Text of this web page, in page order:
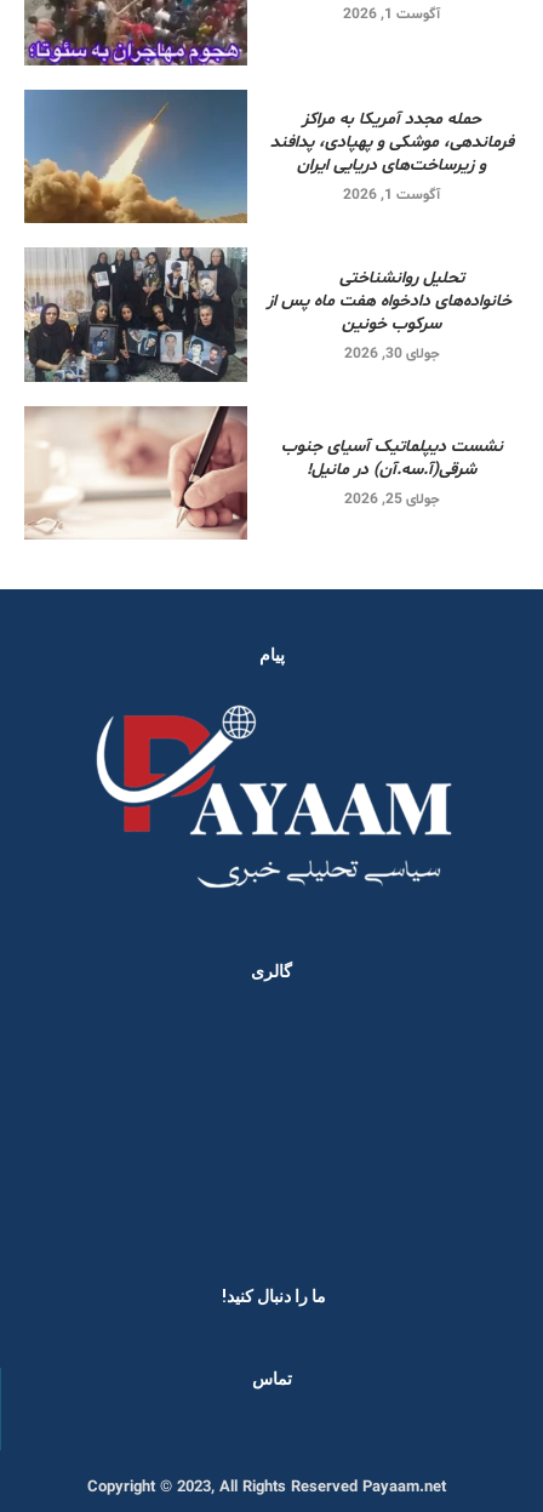
آگوست 1, 2026
حمله مجدد آمریکا به مراکز
فرماندهی، موشکی و پهپادی، پدافند
و زیرساخت‌های دریایی ایران
آگوست 1, 2026
تحلیل روانشناختی
خانواده‌های دادخواه هفت ماه پس از
سرکوب خونین
جولای 30, 2026
نشست دیپلماتیک آسیای جنوب
شرقی‌(آ.سه.آن) در مانیل!
جولای 25, 2026
پیام
گالری
ما را دنبال کنید! ​
تماس
Copyright © 2023, All Rights Reserved Payaam.net